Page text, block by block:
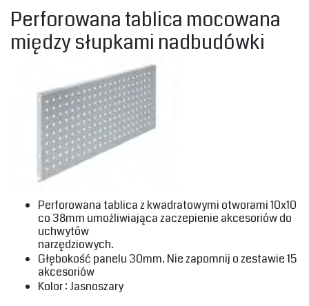
‎Perforowana tablica mocowana
między słupkami nadbudówki‎
‎Perforowana tablica z kwadratowymi otworami 10x10
co 38mm umożliwiająca zaczepienie akcesoriów do
uchwytów ‎
‎narzędziowych.‎
‎Głębokość panelu 30mm. Nie zapomnij o zestawie 15
akcesoriów ‎
‎Kolor : Jasnoszary‎